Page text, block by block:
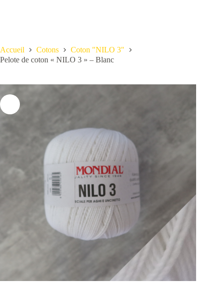
Accueil Cotons
Coton "NILO 3"
Pelote de coton « NILO 3 » – Blanc